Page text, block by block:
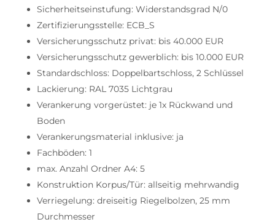
Sicherheitseinstufung: Widerstandsgrad N/0
Zertifizierungsstelle: ECB_S
Versicherungsschutz privat: bis 40.000 EUR
Versicherungsschutz gewerblich: bis 10.000 EUR
Standardschloss: Doppelbartschloss, 2 Schlüssel
Lackierung: RAL 7035 Lichtgrau
Verankerung vorgerüstet: je 1x Rückwand und
Boden
Verankerungsmaterial inklusive: ja
Fachböden: 1
max. Anzahl Ordner A4: 5
Konstruktion Korpus/Tür: allseitig mehrwandig
Verriegelung: dreiseitig Riegelbolzen, 25 mm
Durchmesser